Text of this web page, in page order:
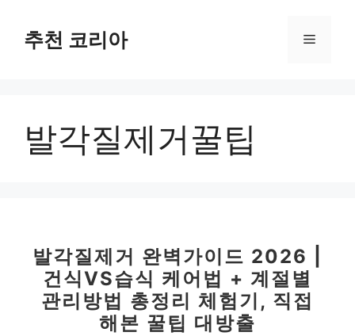
추천 코리아 메
발각질제거꿀팁
발각질제거 완벽가이드 2026 |
건식VS습식 케어법 + 계절별
관리방법 총정리 체험기, 직접
해본 꿀팁 대방출